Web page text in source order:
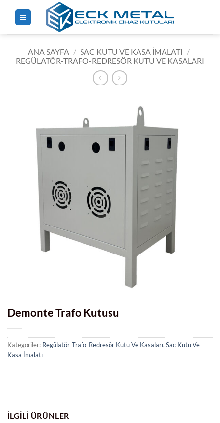
ANA SAYFA / SAC KUTU VE KASA İMALATI /
REGÜLATÖR-TRAFO-REDRESÖR KUTU VE KASALARI
Demonte Trafo Kutusu
Kategoriler: Regülatör-Trafo-Redresör Kutu Ve Kasaları, Sac Kutu Ve
Kasa İmalatı
İLGILI ÜRÜNLER